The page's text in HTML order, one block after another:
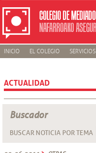
INICIO EL COLEGIO SERVICIOS
ACTUALIDAD
Buscador
BUSCAR NOTICIA POR TEMA